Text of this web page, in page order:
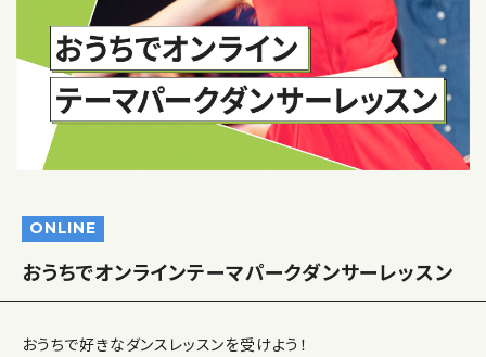
ONLINE
おうちでオンラインテーマパークダンサーレッスン
おうちで好きなダンスレッスンを受けよう！